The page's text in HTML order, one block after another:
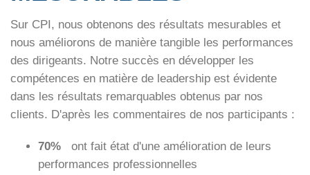
Sur CPI, nous obtenons des résultats mesurables et
nous améliorons de manière tangible les performances
des dirigeants. Notre succès en développer les
compétences en matière de leadership est évidente
dans les résultats remarquables obtenus par nos
clients. D'après les commentaires de nos participants :
70%
ont fait état d'une amélioration de leurs
performances professionnelles